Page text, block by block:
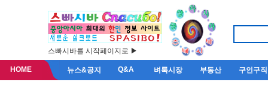
스빠시바를 시작페이지로 ▶
HOME 뉴스&공지 Q&A 벼룩시장 부동산 구인구직